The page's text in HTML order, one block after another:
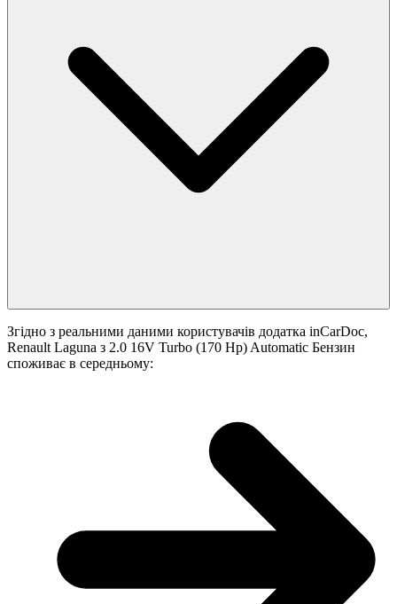
Згідно з реальними даними користувачів додатка inCarDoc,
Renault Laguna з 2.0 16V Turbo (170 Hp) Automatic Бензин
споживає в середньому: